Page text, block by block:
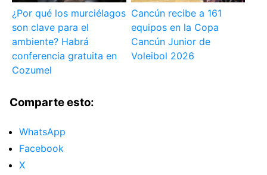
¿Por qué los murciélagos
son clave para el
ambiente? Habrá
conferencia gratuita en
Cozumel
Cancún recibe a 161
equipos en la Copa
Cancún Junior de
Voleibol 2026
Comparte esto:
WhatsApp
Facebook
X